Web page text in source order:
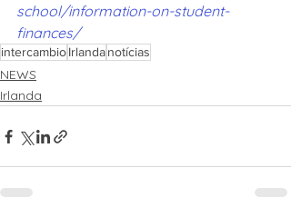
school/information-on-student-
finances/
intercambioIrlandanotícias
NEWS
Irlanda